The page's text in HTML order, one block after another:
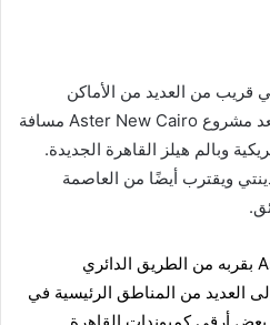
قريب من العديد من الأماكن
الحيوية في القاهرة الجديدة. يبعد مشروع Aster New Cairo مسافة
وبالم هيلز القاهرة الجديدة.
عن مدينتي ويقترب أيضًا من العاصمة
الطريق الدائري
العديد من المناطق الرئيسية في